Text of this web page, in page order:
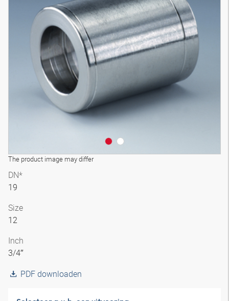
The product image may differ
DN*
19
Size
12
Inch
3/4″
PDF downloaden